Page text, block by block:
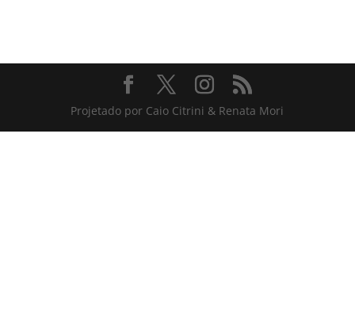
Projetado por Caio Citrini & Renata Mori